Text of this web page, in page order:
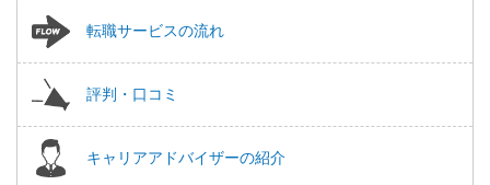
転職サービスの流れ
評判・口コミ
キャリアアドバイザーの紹介